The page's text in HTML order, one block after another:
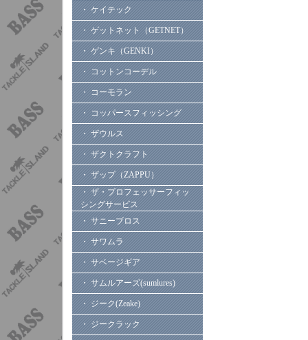
・ ケイテック
・ ゲットネット（GETNET）
・ ゲンキ（GENKI）
・ コットンコーデル
・ コーモラン
・ コッパースフィッシング
・ ザウルス
・ ザクトクラフト
・ ザップ（ZAPPU）
・ ザ・プロフェッサーフィッ
シングサービス
・ サニーブロス
・ サワムラ
・ サベージギア
・ サムルアーズ(sumlures)
・ ジーク(Zeake)
・ ジークラック